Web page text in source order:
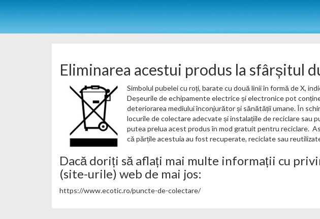
Eliminarea acestui produs la sfârșitul
Simbolul pubelei cu roți, barate cu două linii în formă de X,
Deșeurile de echipamente electrice și electronice pot
deteriorarea mediului înconjurător și sănătății umane. În
locurile de colectare adecvate și instalațiile de reciclare sau
putea prelua acest produs în mod gratuit pentru reciclare.
că părțile acestuia au fost recuperate, reciclate sau
Dacă doriți să aflați mai multe informații cu
(site-urile) web de mai jos:
https://www.ecotic.ro/puncte-de-colectare/